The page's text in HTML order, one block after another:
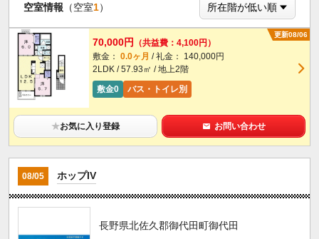
空室情報 （空室1）
更新08/06
70,000円
（共益費：4,100円）
敷金： 0.0ヶ月 / 礼金： 140,000円
2LDK / 57.93㎡ / 地上2階
敷金0
バス・トイレ別
★お気に入り登録 お問い合わせ
08/05 ホップIV
長野県北佐久郡御代田町御代田